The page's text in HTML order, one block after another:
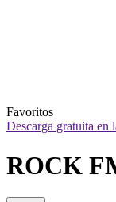
Favoritos
Descarga gratuita en
ROCK